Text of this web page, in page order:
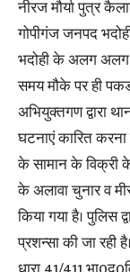
नीरज मौर्या पुत्र
गोपीगंज जनपद
भदोही के अलग अलग
समय मौके पर ही
अभियुक्तगण द्वारा
घटनाएं कारित
के सामान के विक्री
के अलावा चुनार व
किया गया है। पुलिस
प्रशन्सा की जा रही